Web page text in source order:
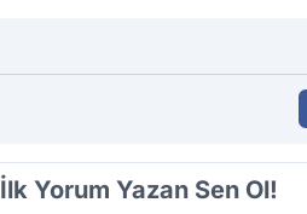
İlk Yorum Yazan Sen Ol!